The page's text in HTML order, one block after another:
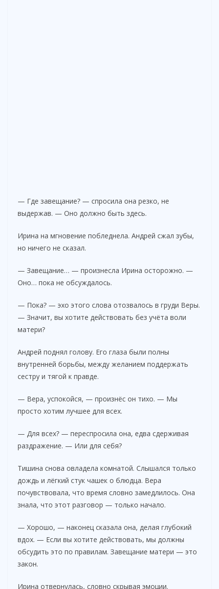
— Где завещание? — спросила она резко, не
выдержав. — Оно должно быть здесь.
Ирина на мгновение побледнела. Андрей сжал зубы,
но ничего не сказал.
— Завещание… — произнесла Ирина осторожно. —
Оно… пока не обсуждалось.
— Пока? — эхо этого слова отозвалось в груди Веры.
— Значит, вы хотите действовать без учёта воли
матери?
Андрей поднял голову. Его глаза были полны
внутренней борьбы, между желанием поддержать
сестру и тягой к правде.
— Вера, успокойся, — произнёс он тихо. — Мы
просто хотим лучшее для всех.
— Для всех? — переспросила она, едва сдерживая
раздражение. — Или для себя?
Тишина снова овладела комнатой. Слышался только
дождь и лёгкий стук чашек о блюдца. Вера
почувствовала, что время словно замедлилось. Она
знала, что этот разговор — только начало.
— Хорошо, — наконец сказала она, делая глубокий
вдох. — Если вы хотите действовать, мы должны
обсудить это по правилам. Завещание матери — это
закон.
Ирина отвернулась, словно скрывая эмоции.